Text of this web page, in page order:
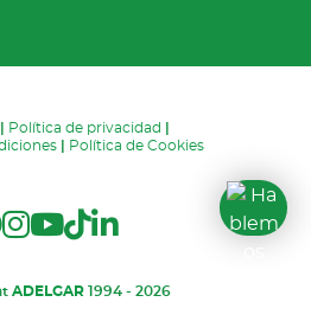
Política de privacidad
Política de Cookies
ADELGAR1994 - 2026